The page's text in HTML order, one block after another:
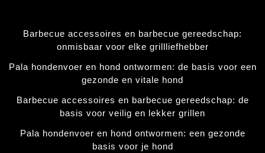
Barbecue accessoires en barbecue gereedschap:
onmisbaar voor elke grillliefhebber
Pala hondenvoer en hond ontwormen: de basis voor een
gezonde en vitale hond
Barbecue accessoires en barbecue gereedschap: de
basis voor veilig en lekker grillen
Pala hondenvoer en hond ontwormen: een gezonde
basis voor je hond